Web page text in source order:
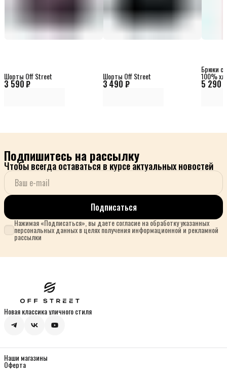
3 590 ₽
Шорты Off Street
3 490 ₽
Шорты Off Street
5 290
Брюки
100%
Подпишитесь на рассылку
Чтобы всегда оставаться в курсе актуальных новостей
Подписаться
Нажимая «Подписаться», вы даете согласие на обработку указанных
персональных данных в целях получения информационной и рекламной
рассылки
Новая классика уличного стиля
Наши магазины
Оферта